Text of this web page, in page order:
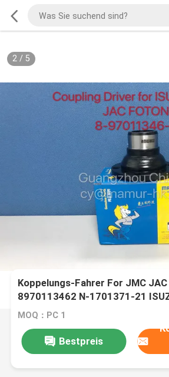
2/ 5
Koppelungs-Fahrer For JMC JAC
8970113462 N-1701371-21
MOQ：PC 1
Bestpreis